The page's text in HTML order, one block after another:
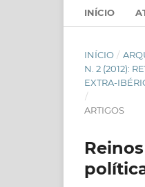
INÍCIO
INÍCIO /
N. 2 (2012):
EXTRA-
/
ARTIGOS